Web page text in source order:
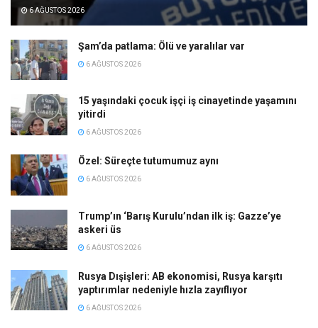
6 AĞUSTOS 2026
Şam’da patlama: Ölü ve yaralılar var
6 AĞUSTOS 2026
15 yaşındaki çocuk işçi iş cinayetinde yaşamını
yitirdi
6 AĞUSTOS 2026
Özel: Süreçte tutumumuz aynı
6 AĞUSTOS 2026
Trump’ın ‘Barış Kurulu’ndan ilk iş: Gazze’ye
askeri üs
6 AĞUSTOS 2026
Rusya Dışişleri: AB ekonomisi, Rusya karşıtı
yaptırımlar nedeniyle hızla zayıflıyor
6 AĞUSTOS 2026